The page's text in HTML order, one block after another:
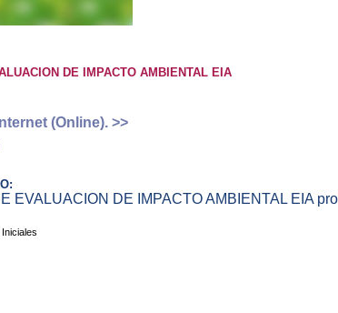
DE IMPACTO AMBIENTAL EIA
Con nuestro sistema de e-
es explicada con
Nuestros cursos te permiten
que se trata de cursos virtuales
(Online). >>
EVALUACION DE IMPACTO AMBIENTAL EIA